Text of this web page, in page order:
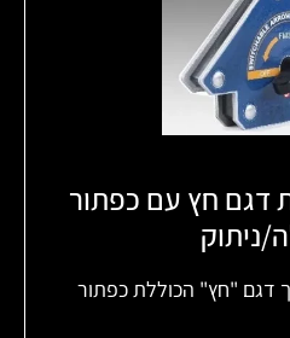
דגם חץ עם כפתור
ניתוק
דגם "חץ" הכוללת כפתור